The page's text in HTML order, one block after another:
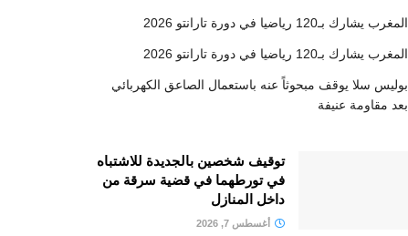
المغرب يشارك بـ120 رياضيا في دورة تارانتو 2026
المغرب يشارك بـ120 رياضيا في دورة تارانتو 2026
بوليس سلا يوقف مبحوثاً عنه باستعمال الصاعق الكهربائي
بعد مقاومة عنيفة
توقيف شخصين بالجديدة للاشتباه
في تورطهما في قضية سرقة من
داخل المنازل
أغسطس 7, 2026